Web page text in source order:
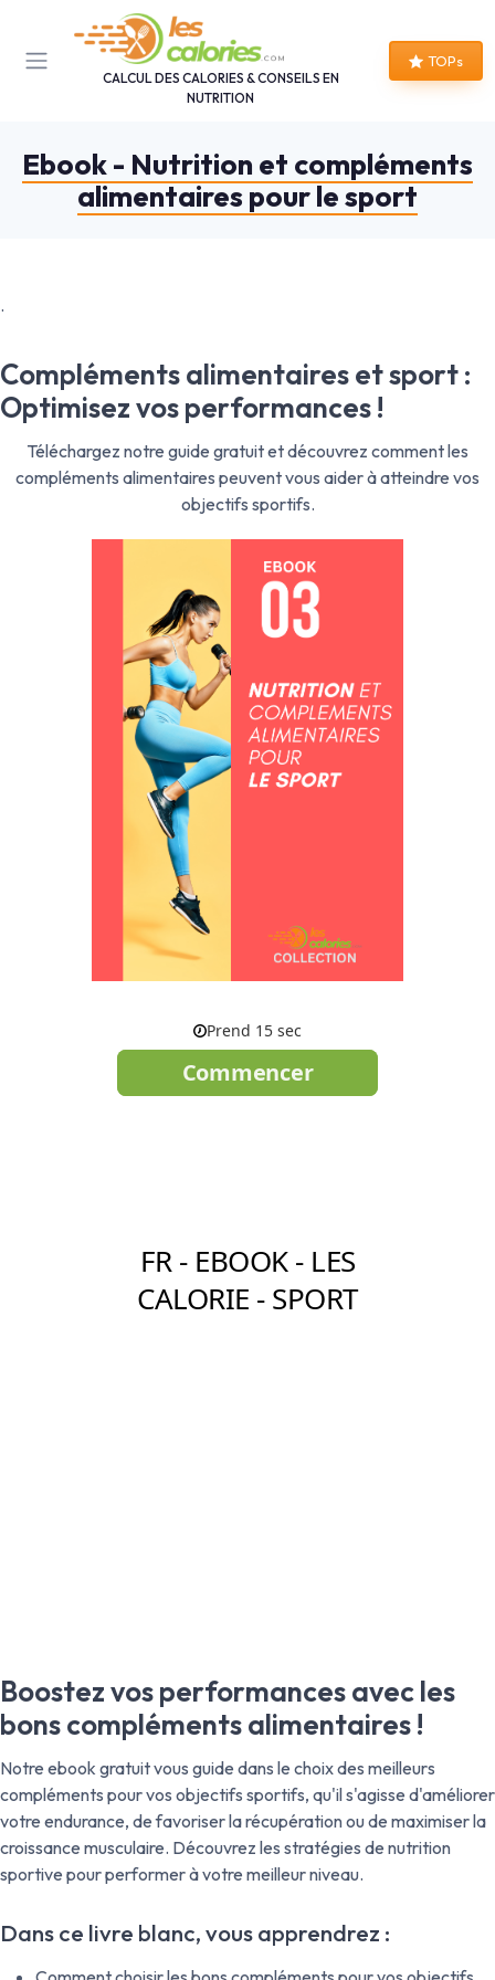
CALCUL DES CALORIES & CONSEILS EN
NUTRITION
TOPs
Ebook - Nutrition et compléments
alimentaires pour le sport
.
Compléments alimentaires et sport :
Optimisez vos performances !
Téléchargez notre guide gratuit et découvrez comment les
compléments alimentaires peuvent vous aider à atteindre vos
objectifs sportifs.
Boostez vos performances avec les
bons compléments alimentaires !
Notre ebook gratuit vous guide dans le choix des meilleurs
compléments pour vos objectifs sportifs, qu'il s'agisse d'améliorer
votre endurance, de favoriser la récupération ou de maximiser la
croissance musculaire. Découvrez les stratégies de nutrition
sportive pour performer à votre meilleur niveau.
Dans ce livre blanc, vous apprendrez :
Panneau de gestion des cookies